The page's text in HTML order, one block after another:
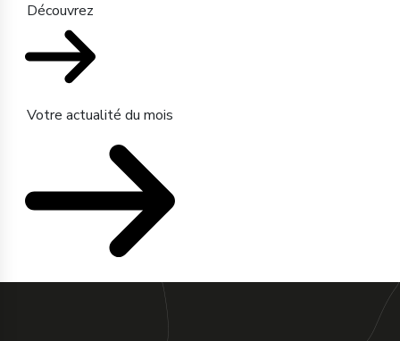
Découvrez
Votre actualité du mois